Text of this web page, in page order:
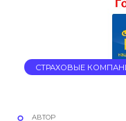
СТРАХОВЫЕ
АВТОР